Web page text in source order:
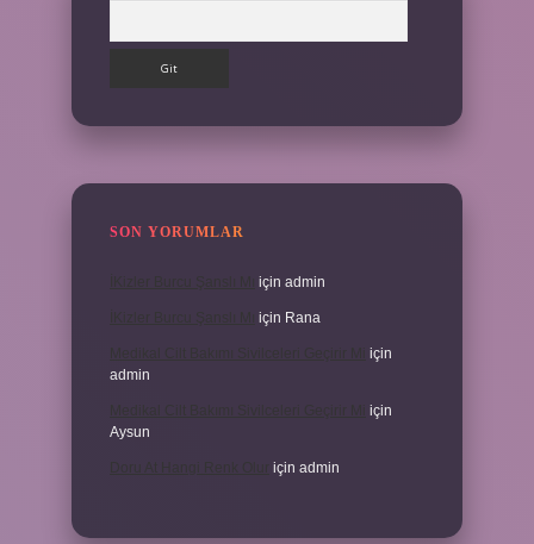
SON YORUMLAR
için admin
için Rana
için
admin
için
Aysun
için admin